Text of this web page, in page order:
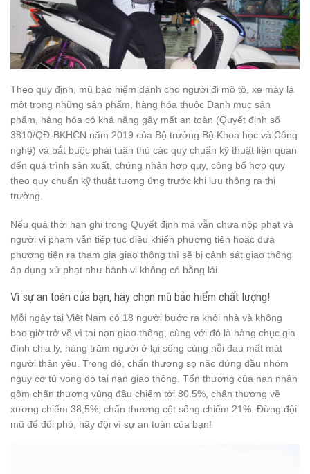
Theo quy định, mũ bảo hiểm dành cho người đi mô tô, xe máy là
một trong những sản phẩm, hàng hóa thuộc Danh mục sản
phẩm, hàng hóa có khả năng gây mất an toàn (Quyết định số
3810/QĐ-BKHCN năm 2019 của Bộ trưởng Bộ Khoa học và Công
nghệ) và bắt buộc phải tuân thủ các quy chuẩn kỹ thuật liên quan
đến quá trình sản xuất, chứng nhận hợp quy, công bố hợp quy
theo quy chuẩn kỹ thuật tương ứng trước khi lưu thông ra thị
trường.
Nếu quá thời hạn ghi trong Quyết định mà vẫn chưa nộp phạt và
người vi phạm vẫn tiếp tục điều khiển phương tiện hoặc đưa
phương tiện ra tham gia giao thông thì sẽ bị cảnh sát giao thông
áp dụng xử phạt như hành vi không có bằng lái.
Vì sự an toàn của bạn, hãy chọn mũ bảo hiểm chất lượng!
Mỗi ngày tại Việt Nam có 18 người bước ra khỏi nhà và không
bao giờ trở về vì tai nạn giao thông, cùng với đó là hàng chục gia
đình chia ly, hàng trăm người ở lại sống cùng nỗi đau mất mát
người thân yêu. Trong đó, chấn thương sọ não đứng đầu nhóm
nguy cơ tử vong do tai nạn giao thông. Tổn thương của nạn nhân
gồm chấn thương vùng đầu chiếm tới 80.5%, chấn thương về
xương chiếm 38,5%, chấn thương cột sống chiếm 21%. Đừng đội
mũ để đối phó, hãy đội vì sự an toàn của bạn!